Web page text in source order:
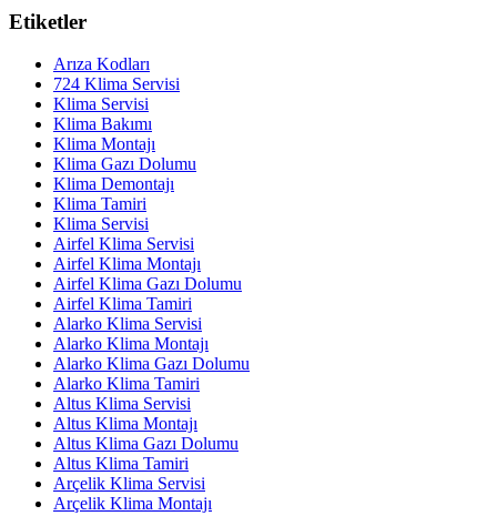
Etiketler
Arıza Kodları
724 Klima Servisi
Klima Servisi
Klima Bakımı
Klima Montajı
Klima Gazı Dolumu
Klima Demontajı
Klima Tamiri
Klima Servisi
Airfel Klima Servisi
Airfel Klima Montajı
Airfel Klima Gazı Dolumu
Airfel Klima Tamiri
Alarko Klima Servisi
Alarko Klima Montajı
Alarko Klima Gazı Dolumu
Alarko Klima Tamiri
Altus Klima Servisi
Altus Klima Montajı
Altus Klima Gazı Dolumu
Altus Klima Tamiri
Arçelik Klima Servisi
Arçelik Klima Montajı